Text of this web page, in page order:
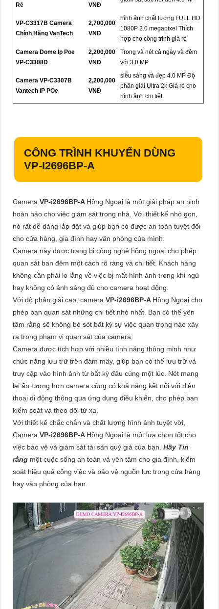
Rẻ
VNĐ
VP-C3317B Camera
Chính Hãng VanTech
2,700,000
VNĐ
hình ảnh chất lượng FULL HD
1080P 2.0 megapixel Thích
hợp cho công trình giá rẻ
Camera Dome Ip Poe
VP-C3308D
2,200,000
VNĐ
Trong và nét cả ngày và đêm
với 3.0 MP
Camera VP-C3307B
Vantech IP POe
2,200,000
VNĐ
siêu sáng và đẹp 4.0 MP Độ
phân giải Ultra 2k Giá rẻ cho
hình ảnh chi tiết
CÔNG TRÌNH KHUYẾN DÙNG
VP-I2696BP-A
Camera VP-i2696BP-A Hồng Ngoại là một giải pháp an ninh
hoàn hảo cho việc giám sát trong nhà. Với thiết kế nhỏ gọn,
nó rất dễ dàng lắp đặt và giúp bạn có được an toàn tuyệt đối
cho cửa hàng, gia đình hay văn phòng của mình.
Camera này được trang bị công nghệ hồng ngoại cho phép
quan sát ban đêm một cách rõ ràng và chi tiết. Khách hàng
không cần phải lo lắng về việc bị mất hình ảnh trong khi ngủ
hay không có ánh sáng đủ cho camera hoạt động.
Với độ phân giải cao, camera VP-i2696BP-A Hồng Ngoại cho
phép bạn quan sát những chi tiết nhỏ nhất. Bạn có thể yên
tâm rằng sẽ không bỏ sót bất kỳ sự việc quan trọng nào xảy
ra trong phạm vi quan sát của camera.
Camera được tích hợp với nhiều tính năng thông minh như
chức năng lưu trữ trên đám mây, giúp bạn có thể lưu trữ và
truy cập vào hình ảnh từ bất kỳ đâu cùng một lúc. Nét mang
lại ấn tượng hơn camera cũng có khả năng kết nối với điện
thoại di động thông qua ứng dụng điều khiển, cho phép bạn
kiểm soát và theo dõi từ xa.
Với thiết kế chắc chắn và chất lượng hình ảnh tuyệt vời,
Camera VP-i2696BP-A Hồng Ngoại là một lựa chọn tốt cho
việc bảo vệ và giám sát tài sản quý giá của bạn. Hãy Tin
rằng một cuộc sống an toàn và yên tâm cho gia đình, kiểm
soát hiệu quả công việc và bảo vệ nguồn lực trong cửa hàng
hay văn phòng của bạn.